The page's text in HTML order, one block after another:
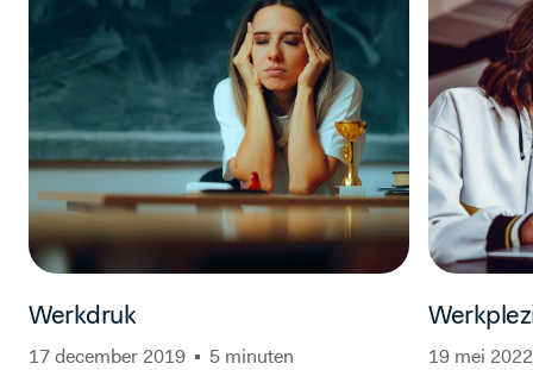
Werkdruk
17 december 2019 5 minuten 19 mei 2022